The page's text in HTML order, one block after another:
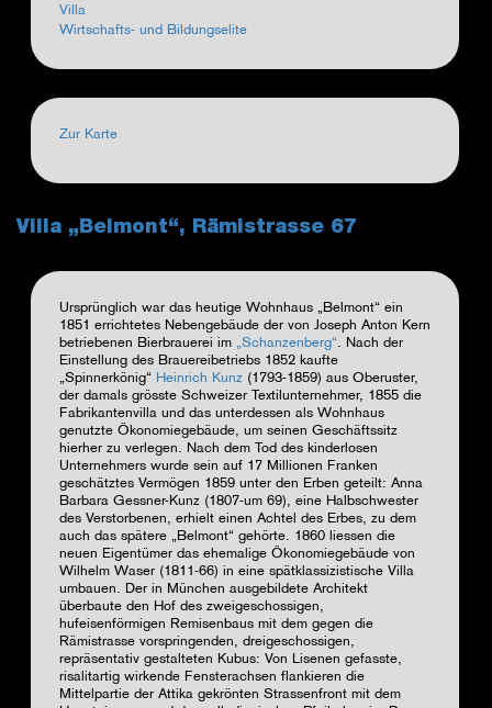
Villa
Wirtschafts- und Bildungselite
Zur Karte
Villa „Belmont“, Rämistrasse 67
Ursprünglich war das heutige Wohnhaus „Belmont“ ein
1851 errichtetes Nebengebäude der von Joseph Anton Kern
betriebenen Bierbrauerei im „Schanzenberg“. Nach der
Einstellung des Brauereibetriebs 1852 kaufte
„Spinnerkönig“ Heinrich Kunz (1793-1859) aus Oberuster,
der damals grösste Schweizer Textilunternehmer, 1855 die
Fabrikantenvilla und das unterdessen als Wohnhaus
genutzte Ökonomiegebäude, um seinen Geschäftssitz
hierher zu verlegen. Nach dem Tod des kinderlosen
Unternehmers wurde sein auf 17 Millionen Franken
geschätztes Vermögen 1859 unter den Erben geteilt: Anna
Barbara Gessner-Kunz (1807-um 69), eine Halbschwester
des Verstorbenen, erhielt einen Achtel des Erbes, zu dem
auch das spätere „Belmont“ gehörte. 1860 liessen die
neuen Eigentümer das ehemalige Ökonomiegebäude von
Wilhelm Waser (1811-66) in eine spätklassizistische Villa
umbauen. Der in München ausgebildete Architekt
überbaute den Hof des zweigeschossigen,
hufeisenförmigen Remisenbaus mit dem gegen die
Rämistrasse vorspringenden, dreigeschossigen,
repräsentativ gestalteten Kubus: Von Lisenen gefasste,
risalitartig wirkende Fensterachsen flankieren die
Mittelpartie der Attika gekrönten Strassenfront mit dem